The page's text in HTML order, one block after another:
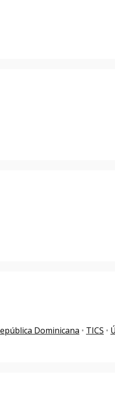
Dominicana • TICS •